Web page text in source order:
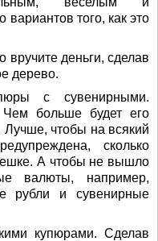
того, как это
вручите деньги, сделав
дерево.
с сувенирными.
больше будет его
Лучше, чтобы на всякий
сколько
А чтобы не вышло
валюты, например,
рубли и сувенирные
купюрами. Сделав